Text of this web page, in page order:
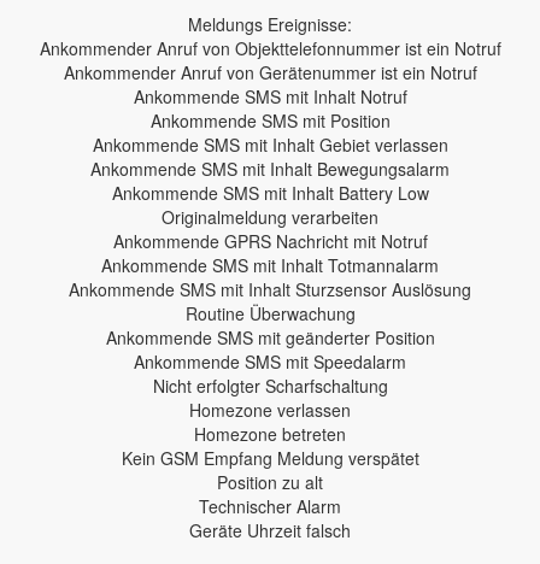
Meldungs Ereignisse:
Ankommender Anruf von Objekttelefonnummer ist ein Notruf
Ankommender Anruf von Gerätenummer ist ein Notruf
Ankommende SMS mit Inhalt Notruf
Ankommende SMS mit Position
Ankommende SMS mit Inhalt Gebiet verlassen
Ankommende SMS mit Inhalt Bewegungsalarm
Ankommende SMS mit Inhalt Battery Low
Originalmeldung verarbeiten
Ankommende GPRS Nachricht mit Notruf
Ankommende SMS mit Inhalt Totmannalarm
Ankommende SMS mit Inhalt Sturzsensor Auslösung
Routine Überwachung
Ankommende SMS mit geänderter Position
Ankommende SMS mit Speedalarm
Nicht erfolgter Scharfschaltung
Homezone verlassen
Homezone betreten
Kein GSM Empfang Meldung verspätet
Position zu alt
Technischer Alarm
Geräte Uhrzeit falsch